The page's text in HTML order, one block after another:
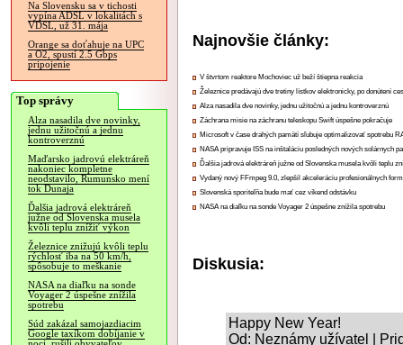
Na Slovensku sa v tichosti
vypína ADSL v lokalitách s
VDSL, už 31. mája
Orange sa doťahuje na UPC
a O2, spustí 2.5 Gbps
pripojenie
Top správy
Alza nasadila dve novinky,
jednu užitočnú a jednu
kontroverznú
Maďarsko jadrovú elektráreň
nakoniec kompletne
neodstavilo, Rumunsko mení
tok Dunaja
Ďalšia jadrová elektráreň
južne od Slovenska musela
kvôli teplu znížiť výkon
Železnice znižujú kvôli teplu
rýchlosť iba na 50 km/h,
spôsobuje to meškanie
NASA na diaľku na sonde
Voyager 2 úspešne znížila
spotrebu
Súd zakázal samojazdiacim
Google taxíkom dobíjanie v
Najnovšie články:
V štvrtom reaktore Mochoviec už beží štiepna reakcia
Železnice predávajú dve tretiny lístkov elektronicky, po donútení
Alza nasadila dve novinky, jednu užitočnú a jednu kontroverznú
Záchrana misie na záchranu teleskopu Swift úspešne pokračuje
Microsoft v čase drahých pamätí sľubuje optimalizovať spotrebu
NASA pripravuje ISS na inštaláciu posledných nových solárnych
Ďalšia jadrová elektráreň južne od Slovenska musela kvôli teplu
Vydaný nový FFmpeg 9.0, zlepšil akceleráciu profesionálnych
Slovenská sporiteľňa bude mať cez víkend odstávku
NASA na diaľku na sonde Voyager 2 úspešne znížila spotrebu
Diskusia:
Happy New Year!
Od: Neznámy užívatel |